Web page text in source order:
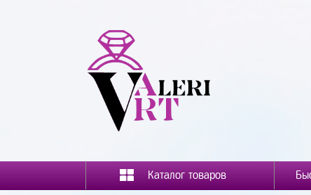
Каталог товаров